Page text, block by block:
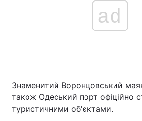
ad
Знаменитий Воронцовський
також Одеський порт офіційно
туристичними об'єктами.